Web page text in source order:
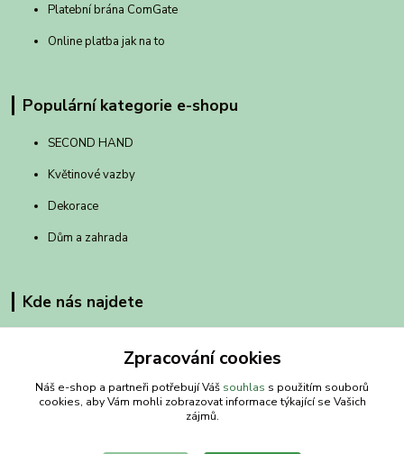
Platební brána ComGate
Online platba jak na to
Populární kategorie e-shopu
SECOND HAND
Květinové vazby
Dekorace
Dům a zahrada
Kde nás najdete
340 34
Zpracování cookies
Náš e-shop a partneři potřebují Váš souhlas s použitím souborů
cookies, aby Vám mohli zobrazovat informace týkající se Vašich
zájmů.